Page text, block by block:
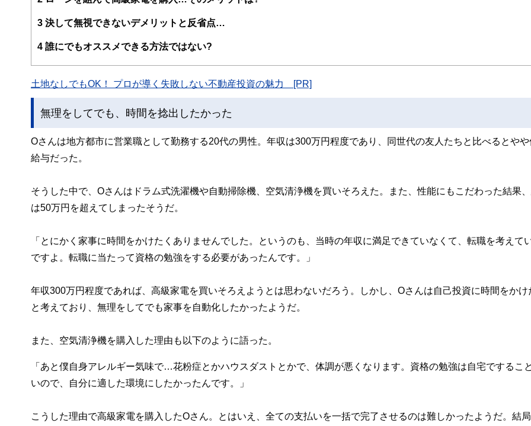
ー、公認会計士、社会保険労務士、行政書士、投資アナリスト、キャリアコンサルタントなど150名以上の有資格者を執筆者・監修者として迎
と、読み応えのあるコンテンツと確かな情報発信を実現しています。
私たちは、快適でより良い生活のアイデアを提供するお金のコンシェルジュを目指します。
3 決して無視できないデメリットと反省点…
4 誰にでもオススメできる方法ではない?
土地なしでもOK！ プロが導く失敗しない不動産投資の魅力 [PR]
無理をしてでも、時間を捻出したかった
Oさんは地方都市に営業職として勤務する20代の男性。年収は300万円程度であり、同世代の友人たちと比べるとやや
給与だった。
そうした中で、Oさんはドラム式洗濯機や自動掃除機、空気清浄機を買いそろえた。また、性能にもこだわった結果
は50万円を超えてしまったそうだ。
「とにかく家事に時間をかけたくありませんでした。というのも、当時の年収に満足できていなくて、転職を考えて
ですよ。転職に当たって資格の勉強をする必要があったんです。」
年収300万円程度であれば、高級家電を買いそろえようとは思わないだろう。しかし、Oさんは自己投資に時間をかけ
と考えており、無理をしてでも家事を自動化したかったようだ。
また、空気清浄機を購入した理由も以下のように語った。
「あと僕自身アレルギー気味で…花粉症とかハウスダストとかで、体調が悪くなります。資格の勉強は自宅でするこ
いので、自分に適した環境にしたかったんです。」
こうした理由で高級家電を購入したOさん。とはいえ、全ての支払いを一括で完了させるのは難しかったようだ。結